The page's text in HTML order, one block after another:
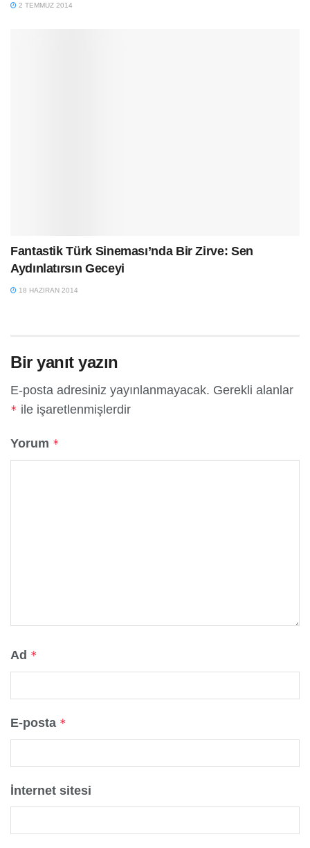
2 TEMMUZ 2014
Fantastik Türk Sineması’nda Bir Zirve: Sen
Aydınlatırsın Geceyi
18 HAZIRAN 2014
Bir yanıt yazın
E-posta adresiniz yayınlanmayacak. Gerekli alanlar
* ile işaretlenmişlerdir
Yorum *
Ad *
E-posta *
İnternet sitesi